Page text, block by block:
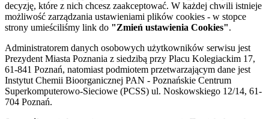
decyzję, które z nich chcesz zaakceptować. W każdej chwili istnieje
możliwość zarządzania ustawieniami plików cookies - w stopce
strony umieściliśmy link do "Zmień ustawienia Cookies".
Administratorem danych osobowych użytkowników serwisu jest
Prezydent Miasta Poznania z siedzibą przy Placu Kolegiackim 17,
61-841 Poznań, natomiast podmiotem przetwarzającym dane jest
Instytut Chemii Bioorganicznej PAN - Poznańskie Centrum
Superkomputerowo-Sieciowe (PCSS) ul. Noskowskiego 12/14, 61-
704 Poznań.